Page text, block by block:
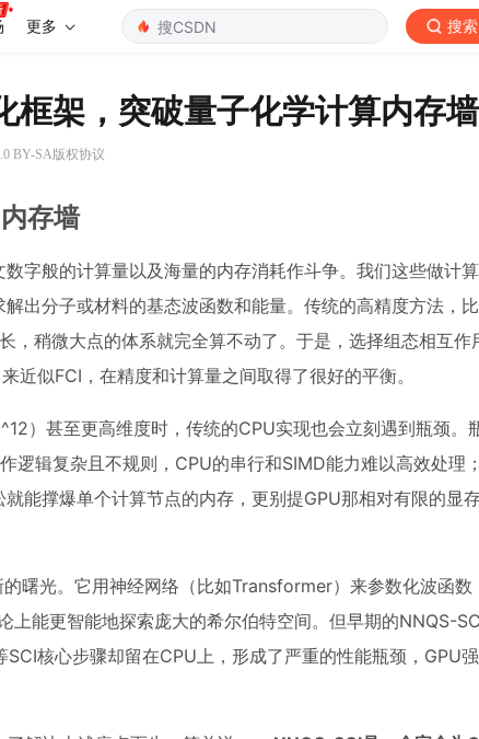
更多 搜索
架，突破量子化学计算内存墙
BY-SA版权协议
存墙
字般的计算量以及海量的内存消耗作斗争。我们这些做计
出分子或材料的基态波函数和能量。传统的高精度方法，
，稍微大点的体系就完全算不动了。于是，选择组态相互作
似FCI，在精度和计算量之间取得了很好的平衡。
）甚至更高维度时，传统的CPU实现也会立刻遇到瓶颈。
逻辑复杂且不规则，CPU的串行和SIMD能力难以高效处理
能撑爆单个计算节点的内存，更别提GPU那相对有限的显
曙光。它用神经网络（比如Transformer）来参数化波函数
能更智能地探索庞大的希尔伯特空间。但早期的NNQS-
核心步骤却留在CPU上，形成了严重的性能瓶颈，GPU